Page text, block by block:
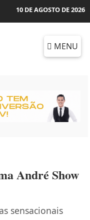
10 DE AGOSTO DE 2026
MENU
André Show
sensacionais